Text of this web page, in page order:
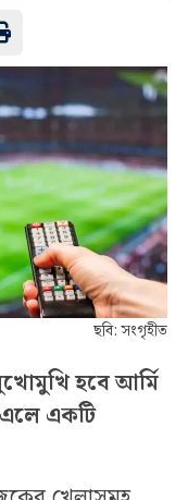
ছবি: সংগৃহীত
হবে আর্মি
একটি